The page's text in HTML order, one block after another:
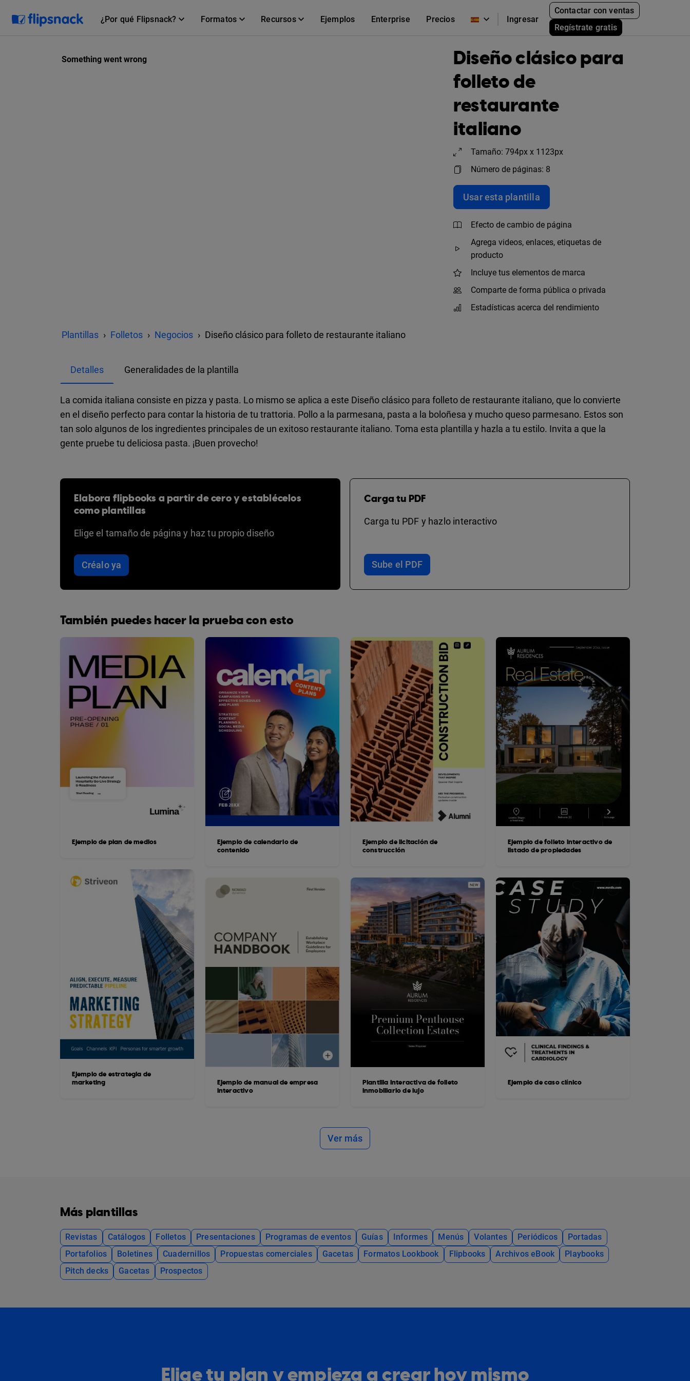
¿Por qué Flipsnack? Formatos Recursos Ejemplos Enterprise Precios Ingresar
Contactar con ventas
Regístrate gratis
Diseño clásico para
folleto de
restaurante
italiano
Tamaño: 794px x 1123px
Número de páginas: 8
Usar esta plantilla
Efecto de cambio de página
Agrega videos, enlaces, etiquetas de
producto
Incluye tus elementos de marca
Comparte de forma pública o privada
Estadísticas acerca del rendimiento
Plantillas Folletos Negocios Diseño clásico para folleto de restaurante italiano
Detalles Generalidades de la plantilla
La comida italiana consiste en pizza y pasta. Lo mismo se aplica a este Diseño clásico para folleto de restaurante italiano, que lo convierte
en el diseño perfecto para contar la historia de tu trattoria. Pollo a la parmesana, pasta a la boloñesa y mucho queso parmesano. Estos son
tan solo algunos de los ingredientes principales de un exitoso restaurante italiano. Toma esta plantilla y hazla a tu estilo. Invita a que la
gente pruebe tu deliciosa pasta. ¡Buen provecho!
Elabora flipbooks a partir de cero y establécelos
como plantillas
Elige el tamaño de página y haz tu propio diseño
Créalo ya
Carga tu PDF
Carga tu PDF y hazlo interactivo
Sube el PDF
También puedes hacer la prueba con esto
Ejemplo de plan de medios
Ejemplo de estrategia de
marketing
Ejemplo de calendario de
contenido
Ejemplo de manual de empresa
interactivo
Ejemplo de licitación de
construcción
Plantilla interactiva de folleto
inmobiliario de lujo
Ejemplo de folleto interactivo de
listado de propiedades
Ejemplo de caso clínico
Ver más
Más plantillas
Revistas Catálogos Folletos Presentaciones Programas de eventos Guías Informes Menús Volantes Periódicos
Portadas
Portafolios
Boletines Cuadernillos Propuestas comerciales Gacetas Formatos Lookbook Flipbooks Archivos eBook
Playbooks
Pitch decks
Gacetas Prospectos
Elige tu plan y empieza a crear hoy mismo